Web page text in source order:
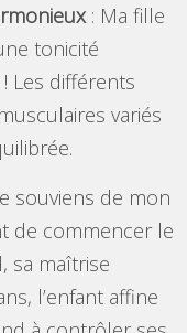
: Ma fille
tonicité
Les différents
variés
souviens de mon
de commencer le
sa maîtrise
l’enfant affine